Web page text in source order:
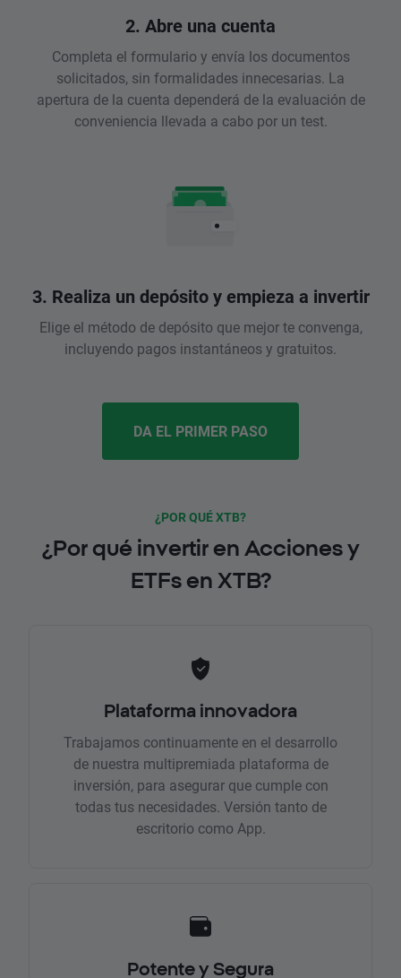
2. Abre una cuenta
Completa el formulario y envía los documentos
solicitados, sin formalidades innecesarias. La
apertura de la cuenta dependerá de la evaluación de
conveniencia llevada a cabo por un test.
3. Realiza un depósito y empieza a invertir
Elige el método de depósito que mejor te convenga,
incluyendo pagos instantáneos y gratuitos.
DA EL PRIMER PASO
¿POR QUÉ XTB?
¿Por qué invertir en Acciones y
ETFs en XTB?
Plataforma innovadora
Trabajamos continuamente en el desarrollo
de nuestra multipremiada plataforma de
inversión, para asegurar que cumple con
todas tus necesidades. Versión tanto de
escritorio como App.
Potente y Segura